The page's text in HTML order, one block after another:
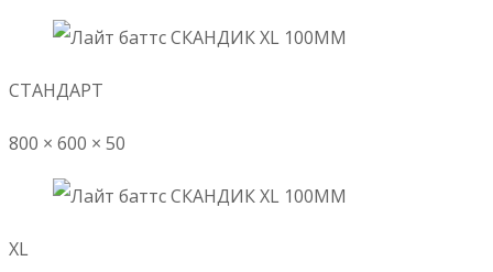
СТАНДАРТ
800 × 600 × 50
XL